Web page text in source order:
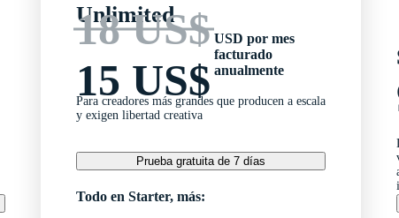
Unlimited
18 US$
15 US$
USD por mes
facturado
anualmente
Para creadores más grandes que producen a escala
y exigen libertad creativa
Prueba gratuita de 7 días
Todo en Starter, más: